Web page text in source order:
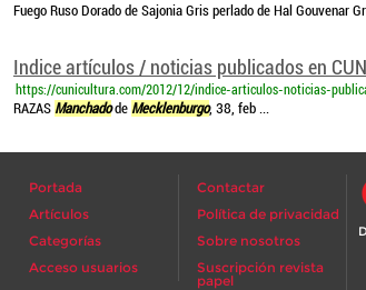
Fuego Ruso Dorado de Sajonia Gris perlado de Hal Gouvenar
Indice artículos / noticias publicados en
https://cunicultura.com/2012/12/indice-articulos-noticias-
RAZAS Manchadode Mecklenburgo, 38, feb ...
Portada
Artículos
Categorías
Acceso usuarios
Contactar
Política de privacidad
Sobre nosotros
Suscripción revista
papel